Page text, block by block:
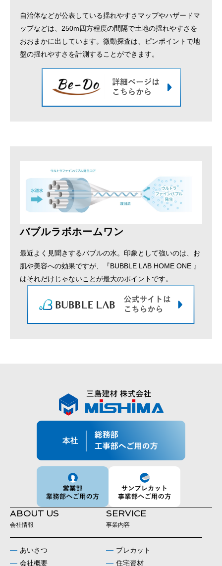
自治体などが公表している揺れやすさマップやハザードマ
ップなどは、250m四方程度の間隔で土地の揺れやすさを
おおまかに出しています。微動探査は、ピンポイントで地
盤の揺れやすさを計測することができます。
バブルラボホームワン
最近よく見聞きするバブルの水。印象として強いのは、お
肌や美容への効果ですが、『BUBBLE LΛB HOME ONE 』
はそれだけじゃないことが最大のポイントです。
ABOUT US
会社情報
あいさつ
会社概要
SERVICE
事業内容
プレカット
住宅資材